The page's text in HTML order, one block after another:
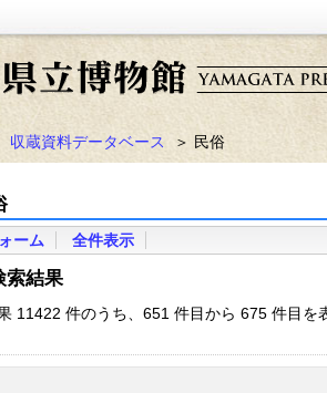
収蔵資料データベース ＞ 民俗
ーム 全件表示
索結果
11422 件のうち、651 件目から 675 件目を